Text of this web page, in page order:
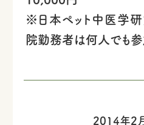
※日本ペット中医学
院勤務者は何人でも参
2014年2